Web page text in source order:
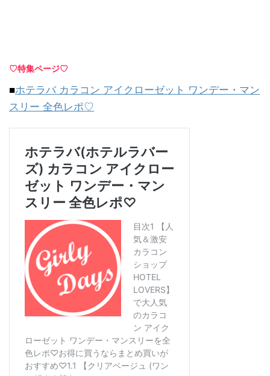
♡特集ページ♡
■ホテラバ カラコン アイクローゼット ワンデー・マン
スリー 全色レポ♡